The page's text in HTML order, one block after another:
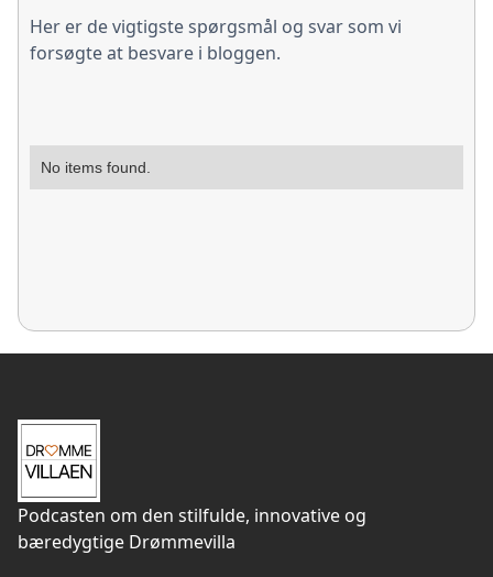
Her er de vigtigste spørgsmål og svar som vi
forsøgte at besvare i bloggen.
No items found.
Podcasten om den stilfulde, innovative og
bæredygtige Drømmevilla